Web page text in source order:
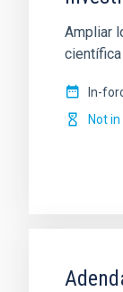
Ampliar
científica
In-
Not